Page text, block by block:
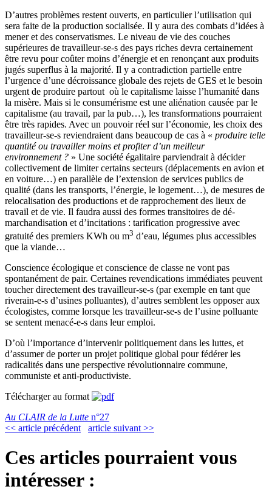
D’autres problèmes restent ouverts, en particulier l’utilisation qui
sera faite de la production socialisée. Il y aura des combats d’idées à
mener et des conservatismes. Le niveau de vie des couches
supérieures de travailleur-se-s des pays riches devra certainement
être revu pour coûter moins d’énergie et en renonçant aux produits
jugés superflus à la majorité. Il y a contradiction partielle entre
l’urgence d’une décroissance globale des rejets de GES et le besoin
urgent de produire partout où le capitalisme laisse l’humanité dans
la misère. Mais si le consumérisme est une aliénation causée par le
capitalisme (au travail, par la pub…), les transformations pourraient
être très rapides. Avec un pouvoir réel sur l’économie, les choix des
travailleur-se-s reviendraient dans beaucoup de cas à « produire telle
quantité ou travailler moins et profiter d’un meilleur
environnement ? » Une société égalitaire parviendrait à décider
collectivement de limiter certains secteurs (déplacements en avion et
en voiture…) en parallèle de l’extension de services publics de
qualité (dans les transports, l’énergie, le logement…), de mesures de
relocalisation des productions et de rapprochement des lieux de
travail et de vie. Il faudra aussi des formes transitoires de dé-
marchandisation et d’incitations : tarification progressive avec
gratuité des premiers KWh ou m3 d’eau, légumes plus accessibles
que la viande…
Conscience écologique et conscience de classe ne vont pas
spontanément de pair. Certaines revendications immédiates peuvent
toucher directement des travailleur-se-s (par exemple en tant que
riverain-e-s d’usines polluantes), d’autres semblent les opposer aux
écologistes, comme lorsque les travailleur-se-s de l’usine polluante
se sentent menacé-e-s dans leur emploi.
D’où l’importance d’intervenir politiquement dans les luttes, et
d’assumer de porter un projet politique global pour fédérer les
radicalités dans une perspective révolutionnaire commune,
communiste et anti-productiviste.
Télécharger au format
Au CLAIR de la Lutte n°27
<< article précédent
article suivant >>
Ces articles pourraient vous
intéresser :